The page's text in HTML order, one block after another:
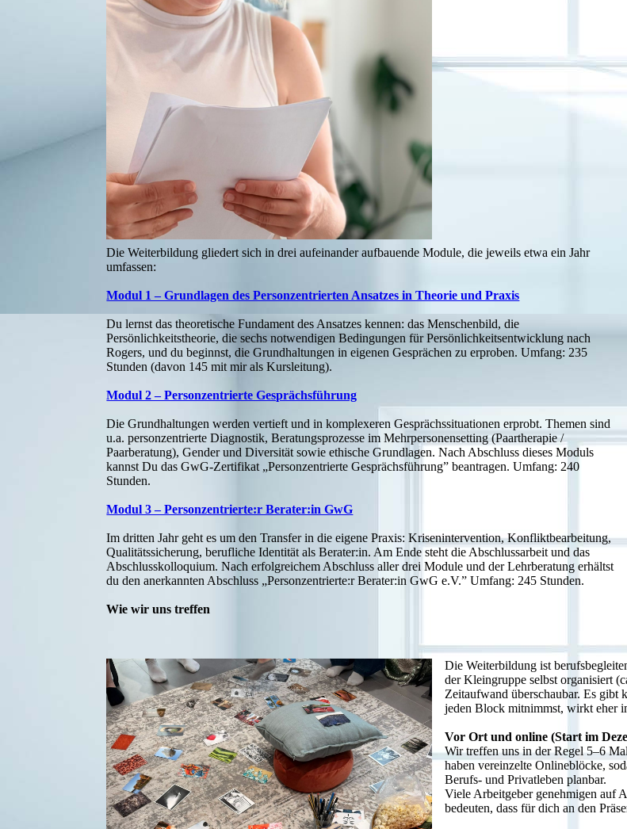
Die Weiterbildung gliedert sich in drei aufeinander aufbauende Module, die jeweils etwa ein Jahr
umfassen:
Modul 1 – Grundlagen des Personzentrierten Ansatzes in Theorie und Praxis
Du lernst das theoretische Fundament des Ansatzes kennen: das Menschenbild, die
Persönlichkeitstheorie, die sechs notwendigen Bedingungen für Persönlichkeitsentwicklung nach
Rogers, und du beginnst, die Grundhaltungen in eigenen Gesprächen zu erproben. Umfang: 235
Stunden (davon 145 mit mir als Kursleitung).
Modul 2 – Personzentrierte Gesprächsführung
Die Grundhaltungen werden vertieft und in komplexeren Gesprächssituationen erprobt. Themen sind
u.a. personzentrierte Diagnostik, Beratungsprozesse im Mehrpersonensetting (Paartherapie /
Paarberatung), Gender und Diversität sowie ethische Grundlagen. Nach Abschluss dieses Moduls
kannst Du das GwG-Zertifikat „Personzentrierte Gesprächsführung” beantragen. Umfang: 240
Stunden.
Modul 3 – Personzentrierte:r Berater:in GwG
Im dritten Jahr geht es um den Transfer in die eigene Praxis: Krisenintervention, Konfliktbearbeitung,
Qualitätssicherung, berufliche Identität als Berater:in. Am Ende steht die Abschlussarbeit und das
Abschlusskolloquium. Nach erfolgreichem Abschluss aller drei Module und der Lehrberatung erhältst
du den anerkannten Abschluss „Personzentrierte:r Berater:in GwG e.V.” Umfang: 245 Stunden.
Wie wir uns treffen
Die Weiterbildung ist
der Kleingruppe selbst organisiert
Zeitaufwand überschaubar. Es gibt
jeden Block mitnimmst, wirkt eher
Vor Ort und online (Start im
Wir treffen uns in der Regel 5–6
haben vereinzelte Onlineblöcke,
Berufs- und Privatleben planbar.
Viele Arbeitgeber genehmigen auf
bedeuten, dass für dich an den